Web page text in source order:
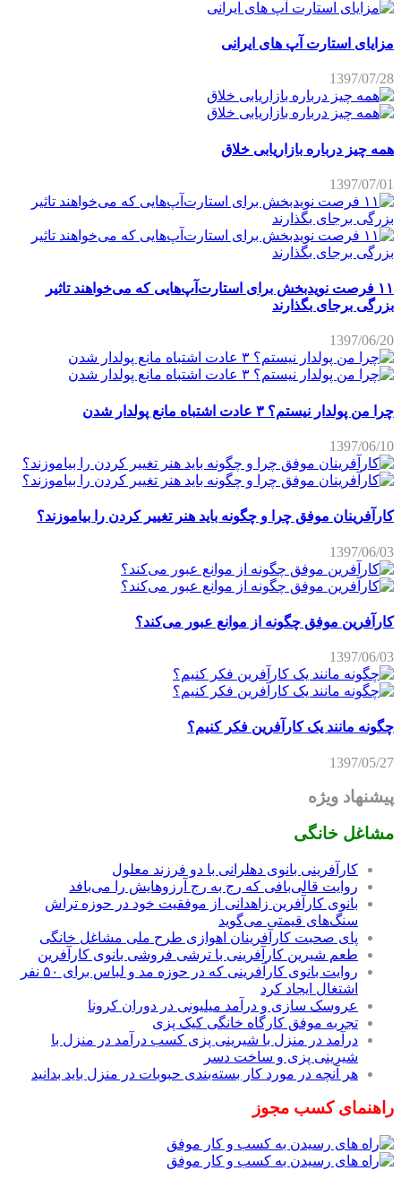
مزایای استارت آپ های ایرانی
1397/07/28
همه چیز درباره بازاریابی خلاق
1397/07/01
۱۱ فرصت نویدبخش برای استارت‌آپ‌هایی که می‌خواهند تاثیر
بزرگی برجای بگذارند
1397/06/20
چرا من پولدار نیستم؟ ۳ عادت اشتباه مانع پولدار شدن
1397/06/10
کارآفرینان موفق چرا و چگونه باید هنر تغییر کردن را بیاموزند؟
1397/06/03
کارآفرین موفق چگونه از موانع عبور می‌کند؟
1397/06/03
چگونه مانند یک کارآفرین فکر کنیم؟
1397/05/27
پیشنهاد ویژه
مشاغل خانگی
کارآفرینی بانوی دهلرانی با دو فرزند معلول
روایت قالی‌بافی که رج به رج آرزوهایش را می‌بافد
بانوی کارآفرین زاهدانی از موفقیت خود در حوزه تراش
سنگ‌های قیمتی می‌گوید
پای صحبت کارآفرینان اهوازی طرح ملی مشاغل خانگی
طعم شیرین کارآفرینی با ترشی فروشی بانوی کارآفرین
روایت بانوی کارآفرینی که در حوزه مد و لباس برای ۵۰ نفر
اشتغال ایجاد کرد
عروسک سازی و درآمد میلیونی در دوران کرونا
تجربه موفق کارگاه خانگی کیک پزی
درآمد در منزل با شیرینی پزی کسب درآمد در منزل با
شیرینی پزی و ساخت دسر
هر آنچه در مورد کار بسته‌بندی حبوبات در منزل باید بدانید
راهنمای کسب مجوز